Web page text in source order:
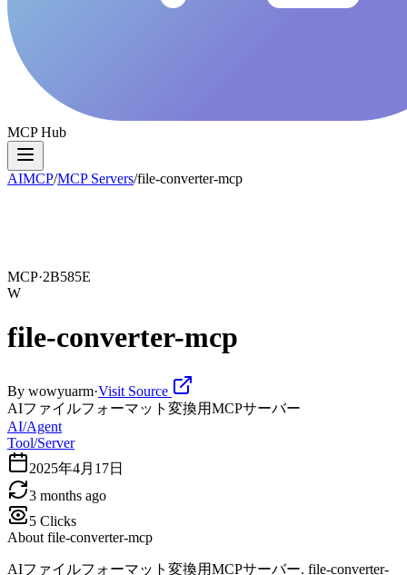
MCP Hub
AIMCP/MCP Servers/file-converter-mcp
MCP·2B585E
W
file-converter-mcp
By wowyuarm·Visit Source
AIファイルフォーマット変換用MCPサーバー
AI/Agent
Tool/Server
2025年4月17日
3 months ago
5 Clicks
About file-converter-mcp
AIファイルフォーマット変換用MCPサーバー. file-converter-